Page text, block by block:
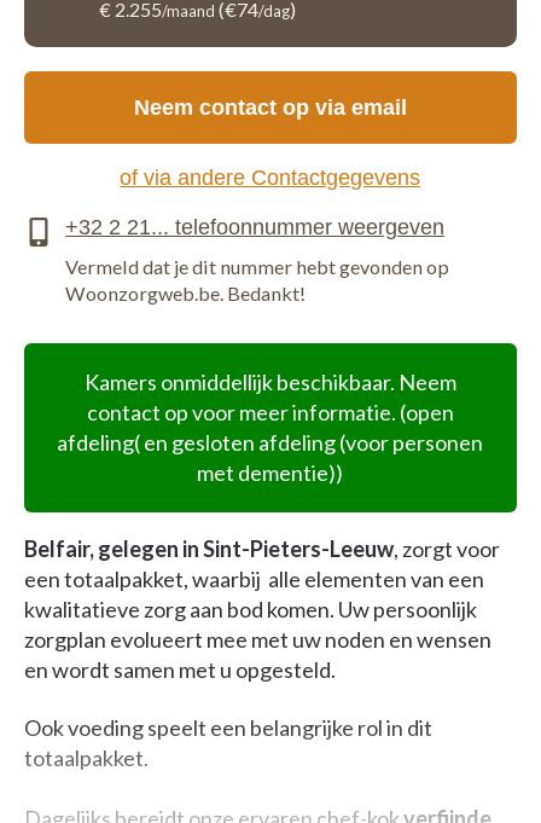
€ 2.255/maand (€74/dag)
Kamers onmiddellijk beschikbaar. Neem
contact op voor meer informatie. (open
afdeling( en gesloten afdeling (voor personen
met dementie))
Belfair, gelegen in Sint-Pieters-Leeuw, zorgt voor
een totaalpakket, waarbij alle elementen van een
kwalitatieve zorg aan bod komen. Uw persoonlijk
zorgplan evolueert mee met uw noden en wensen
en wordt samen met u opgesteld.
Ook voeding speelt een belangrijke rol in dit
totaalpakket.
Dagelijks bereidt onze ervaren chef-kokverfijnde
Neem contact op via email
of via andere Contactgegevens
Vermeld dat je dit nummer hebt gevonden op
Woonzorgweb.be. Bedankt!